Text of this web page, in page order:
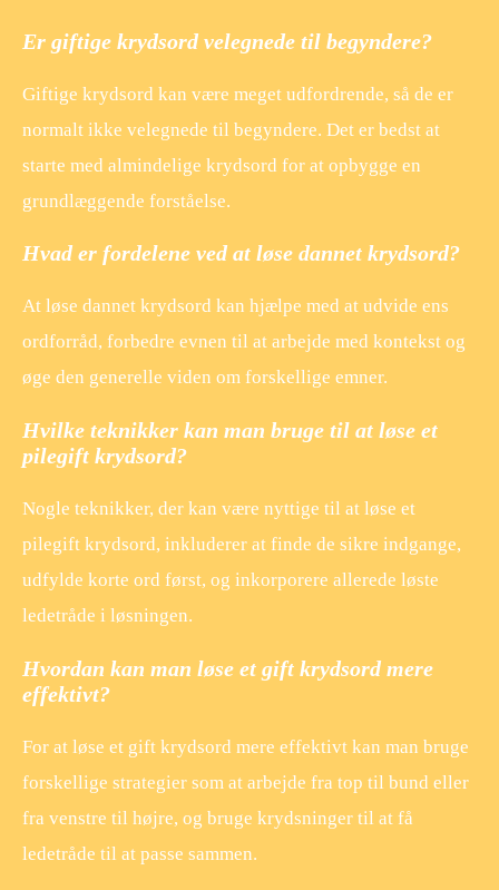
Er giftige krydsord velegnede til begyndere?
Giftige krydsord kan være meget udfordrende, så de er
normalt ikke velegnede til begyndere. Det er bedst at
starte med almindelige krydsord for at opbygge en
grundlæggende forståelse.
Hvad er fordelene ved at løse dannet krydsord?
At løse dannet krydsord kan hjælpe med at udvide ens
ordforråd, forbedre evnen til at arbejde med kontekst og
øge den generelle viden om forskellige emner.
Hvilke teknikker kan man bruge til at løse et
pilegift krydsord?
Nogle teknikker, der kan være nyttige til at løse et
pilegift krydsord, inkluderer at finde de sikre indgange,
udfylde korte ord først, og inkorporere allerede løste
ledetråde i løsningen.
Hvordan kan man løse et gift krydsord mere
effektivt?
For at løse et gift krydsord mere effektivt kan man bruge
forskellige strategier som at arbejde fra top til bund eller
fra venstre til højre, og bruge krydsninger til at få
ledetråde til at passe sammen.